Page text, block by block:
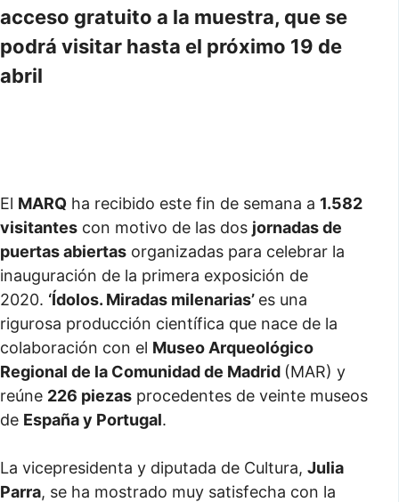
acceso gratuito a la muestra, que se
podrá visitar hasta el próximo 19 de
abril
El MARQ ha recibido este fin de semana a 1.582
visitantes con motivo de las dos jornadas de
puertas abiertas organizadas para celebrar la
inauguración de la primera exposición de
2020. ‘Ídolos. Miradas milenarias’ es una
rigurosa producción científica que nace de la
colaboración con el Museo Arqueológico
Regional de la Comunidad de Madrid (MAR) y
reúne 226 piezas procedentes de veinte museos
de España y Portugal.
La vicepresidenta y diputada de Cultura, Julia
Parra, se ha mostrado muy satisfecha con la